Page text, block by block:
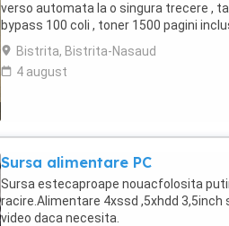
verso automata la o singura trecere ,
bypass 100 coli , toner 1500 pagini
folosită foarte puțin !
Bistrita, Bistrita-Nasaud
4 august
Sursa alimentare PC
Sursa estecaproape nouacfolosita
racire.Alimentare 4xssd ,5xhdd
video daca necesita.